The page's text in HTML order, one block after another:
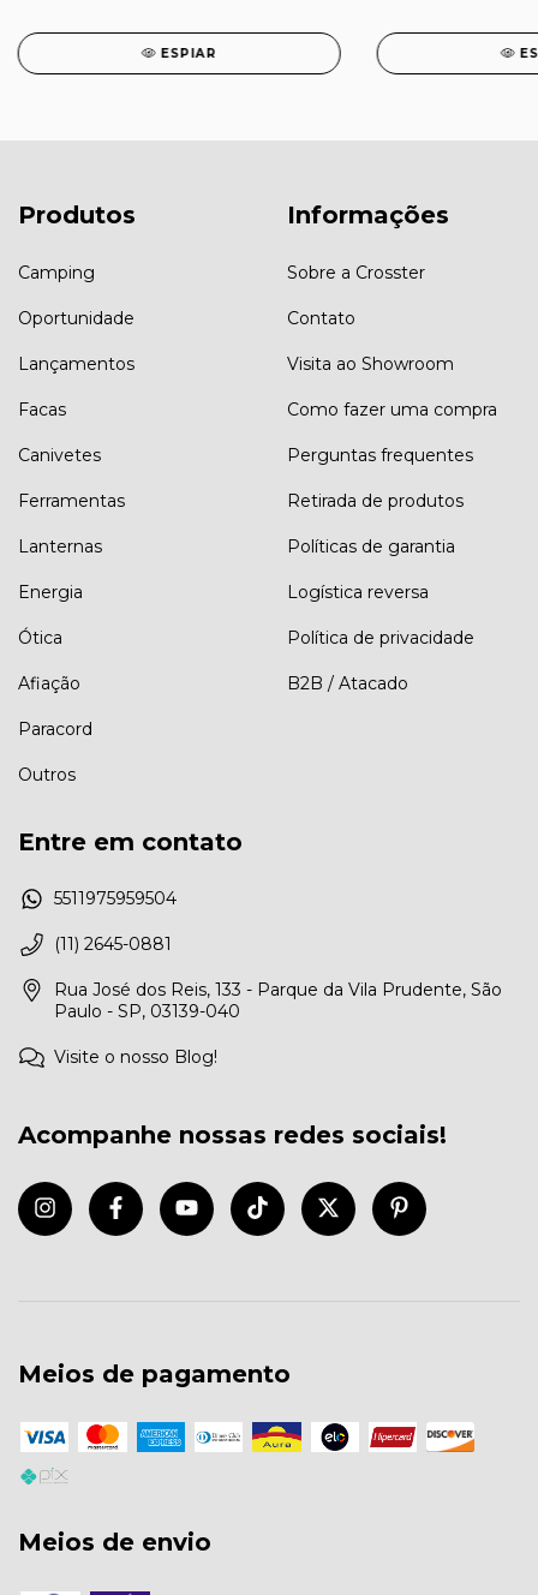
ESPIAR
Produtos
Camping
Oportunidade
Lançamentos
Facas
Canivetes
Ferramentas
Lanternas
Energia
Ótica
Afiação
Paracord
Outros
Informações
Sobre a Crosster
Contato
Visita ao Showroom
Como fazer uma compra
Perguntas frequentes
Retirada de produtos
Políticas de garantia
Logística reversa
Política de privacidade
B2B / Atacado
Entre em contato
5511975959504
(11) 2645-0881
Rua José dos Reis, 133 - Parque da Vila Prudente, São
Paulo - SP, 03139-040
Visite o nosso Blog!
Acompanhe nossas redes sociais!
Meios de pagamento
Meios de envio